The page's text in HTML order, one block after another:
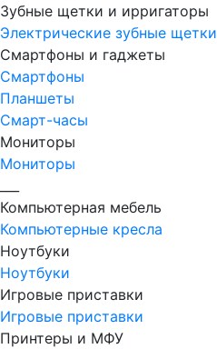
Зубные щетки и ирригаторы
Электрические зубные щетки
Смартфоны и гаджеты
Смартфоны
Планшеты
Смарт-часы
Мониторы
Мониторы
Компьютерная мебель
Компьютерные кресла
Ноутбуки
Ноутбуки
Игровые приставки
Игровые приставки
Принтеры и МФУ